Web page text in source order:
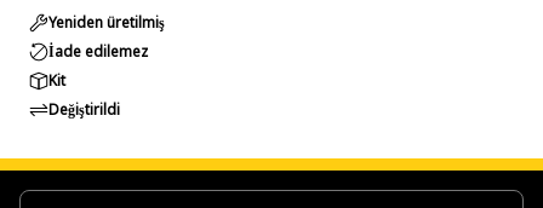
Yeniden üretilmiş
İade edilemez
Kit
Değiştirildi